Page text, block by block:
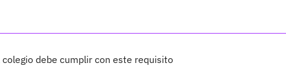
debe cumplir con este requisito